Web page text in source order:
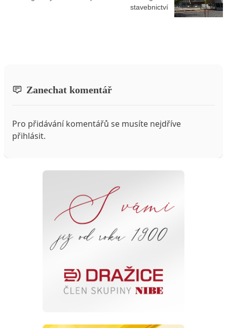
stavebnictví
Zanechat komentář
Pro přidávání komentářů se musíte nejdříve
přihlásit.